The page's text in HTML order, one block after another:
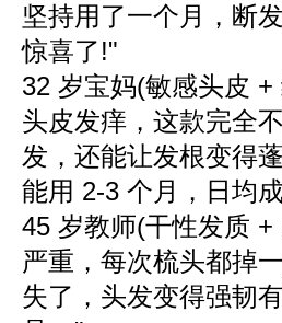
坚持用了一个月，断
惊喜了!"
32 岁宝妈(敏感头皮
头皮发痒，这款完全
发，还能让发根变得
能用 2-3 个月，日均
45 岁教师(干性发质
严重，每次梳头都掉
失了，头发变得强韧